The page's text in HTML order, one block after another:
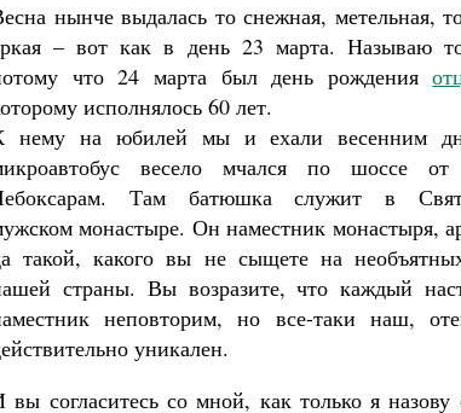
нынче выдалась то снежная, метельная,
– вот как в день 23 марта. Называю
что 24 марта был день рождения
исполнялось 60 лет.
нему на юбилей мы и ехали весенним
весело мчался по шоссе
Там батюшка служит в
монастыре. Он наместник монастыря,
такой, какого вы не сыщете на
страны. Вы возразите, что каждый
неповторим, но все-таки наш,
уникален.
вы согласитесь со мной, как только я назову